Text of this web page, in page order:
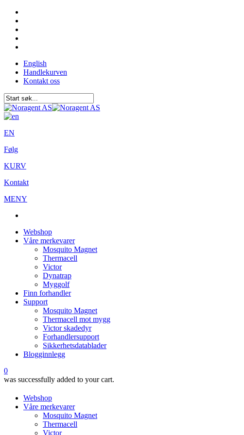
English
Handlekurven
Kontakt oss
EN
Følg
KURV
Kontakt
MENY
Webshop
Våre merkevarer
Mosquito Magnet
Thermacell
Victor
Dynatrap
Myggolf
Finn forhandler
Support
Mosquito Magnet
Thermacell mot mygg
Victor skadedyr
Forhandlersupport
Sikkerhetsdatablader
Blogginnlegg
0
was successfully added to your cart.
Webshop
Våre merkevarer
Mosquito Magnet
Thermacell
Victor